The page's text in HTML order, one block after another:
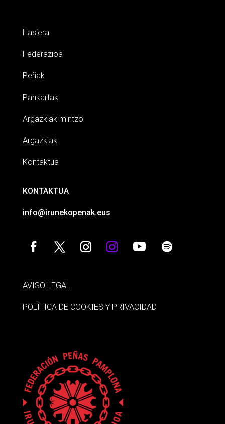
Hasiera
Federazioa
Peñak
Pankartak
Argazkiak mintzo
Argazkiak
Kontaktua
KONTAKTUA
info@irunekopenak.eus
AVISO LEGAL
POLÍTICA DE COOKIES Y PRIVACIDAD